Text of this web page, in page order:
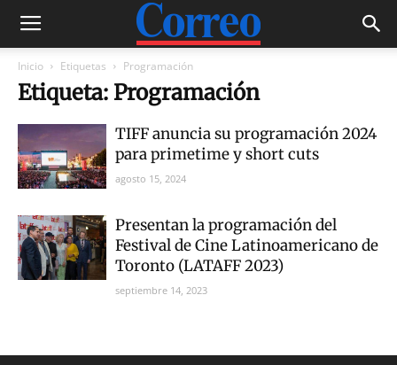
Inicio Etiquetas Programación
Etiqueta: Programación
TIFF anuncia su programación 2024
para primetime y short cuts
agosto 15, 2024
Presentan la programación del
Festival de Cine Latinoamericano de
Toronto (LATAFF 2023)
septiembre 14, 2023